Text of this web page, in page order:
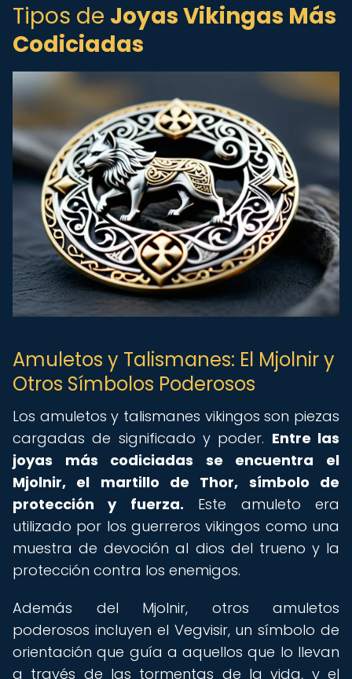
Tipos de Joyas Vikingas Más
Codiciadas
Amuletos y Talismanes: El Mjolnir y
Otros Símbolos Poderosos
Los amuletos y talismanes vikingos son piezas
cargadas de significado y poder. Entre las
joyas más codiciadas se encuentra el
Mjolnir, el martillo de Thor, símbolo de
protección y fuerza. Este amuleto era
utilizado por los guerreros vikingos como una
muestra de devoción al dios del trueno y la
protección contra los enemigos.
Además del Mjolnir, otros amuletos
poderosos incluyen el Vegvisir, un símbolo de
orientación que guía a aquellos que lo llevan
a través de las tormentas de la vida, y el